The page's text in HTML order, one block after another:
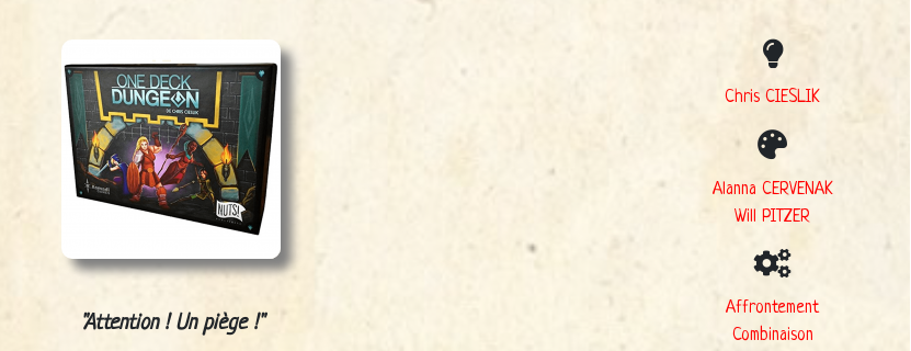
Attention ! Un piège !
Chris CIESLIK
Alanna CERVENAK
Will PITZER
Affrontement
Combinaison